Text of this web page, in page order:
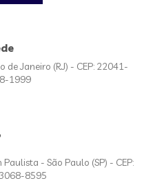
de Janeiro (RJ) - CEP: 22041-
1999
- São Paulo (SP) - CEP:
8595